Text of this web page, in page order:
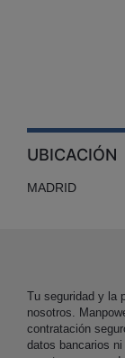
UBICACIÓN
MADRID
Tu seguridad y la
nosotros.
contratación
datos bancarios